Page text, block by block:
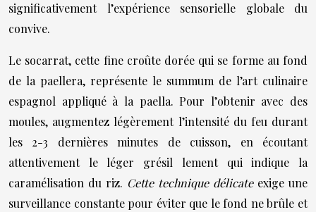
significativement l’expérience sensorielle globale du
convive.
Le socarrat, cette fine croûte dorée qui se forme au fond
de la paellera, représente le summum de l’art culinaire
espagnol appliqué à la paella. Pour l’obtenir avec des
moules, augmentez légèrement l’intensité du feu durant
les 2-3 dernières minutes de cuisson, en écoutant
attentivement le léger grésil lement qui indique la
caramélisation du riz. Cette technique délicate exige une
surveillance constante pour éviter que le fond ne brûle et